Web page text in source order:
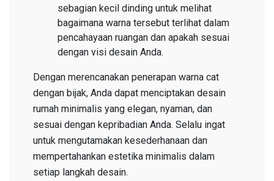
sebagian kecil dinding untuk melihat
bagaimana warna tersebut terlihat dalam
pencahayaan ruangan dan apakah sesuai
dengan visi desain Anda.
Dengan merencanakan penerapan warna cat
dengan bijak, Anda dapat menciptakan desain
rumah minimalis yang elegan, nyaman, dan
sesuai dengan kepribadian Anda. Selalu ingat
untuk mengutamakan kesederhanaan dan
mempertahankan estetika minimalis dalam
setiap langkah desain.